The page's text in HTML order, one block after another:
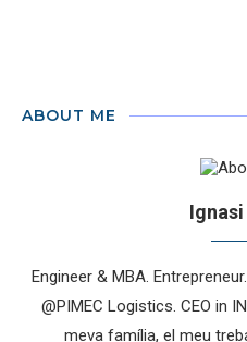
ABOUT ME
Engineer & MBA.
@PIMEC Logistics. CEO in
meva família, el meu